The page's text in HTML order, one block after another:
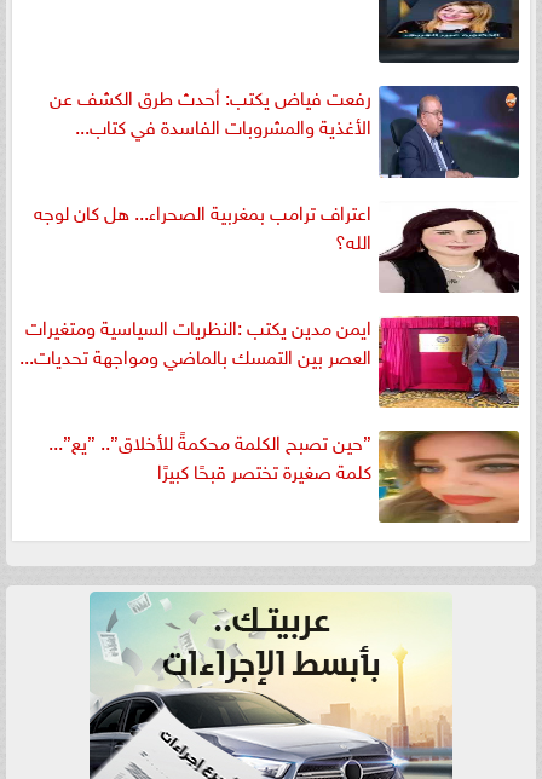
رفعت فياض يكتب: أحدث طرق الكشف عن
الأغذية والمشروبات الفاسدة في كتاب...
اعتراف ترامب بمغربية الصحراء... هل كان لوجه
الله؟
ايمن مدين يكتب :النظريات السياسية ومتغيرات
العصر بين التمسك بالماضي ومواجهة تحديات...
”حين تصبح الكلمة محكمةً للأخلاق”.. ”يع”...
كلمة صغيرة تختصر قبحًا كبيرًا